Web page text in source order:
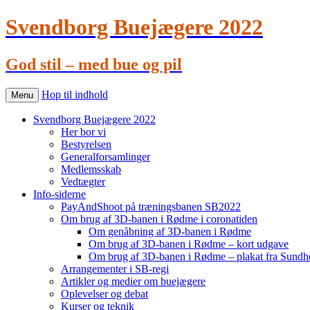
Svendborg Buejægere 2022
God stil – med bue og pil
Menu Hop til indhold
Svendborg Buejægere 2022
Her bor vi
Bestyrelsen
Generalforsamlinger
Medlemsskab
Vedtægter
Info-siderne
PayAndShoot på træningsbanen SB2022
Om brug af 3D-banen i Rødme i coronatiden
Om genåbning af 3D-banen i Rødme
Om brug af 3D-banen i Rødme – kort udgave
Om brug af 3D-banen i Rødme – plakat fra
Arrangementer i SB-regi
Artikler og medier om buejægere
Oplevelser og debat
Kurser og teknik